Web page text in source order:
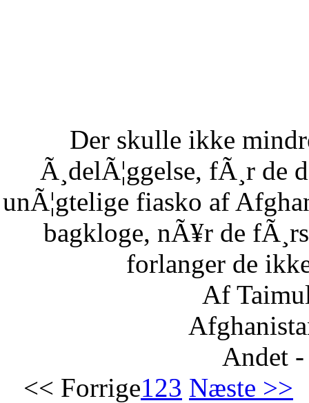
Der skulle ikke
Ã¸delÃ¦ggelse, fÃ¸r de
unÃ¦gtelige fiasko af
bagkloge, nÃ¥r de
forlanger de
Af
Andet
<< Forrige123 Næste >>